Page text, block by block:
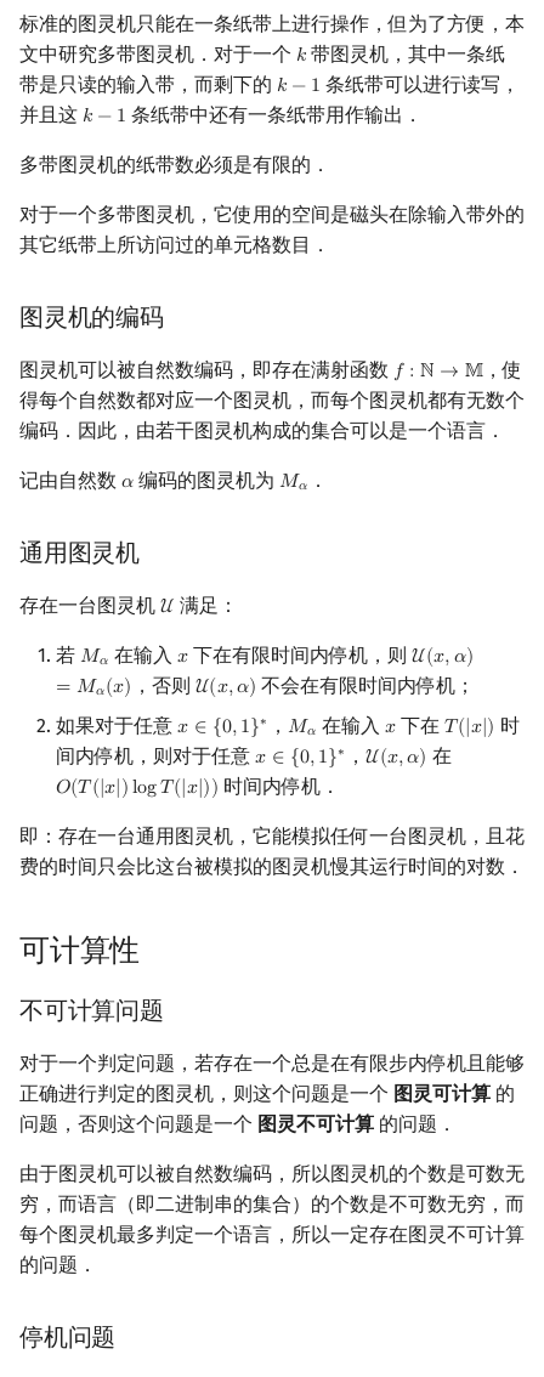
标准的图灵机只能在一条纸带上进行操作，但为了方便，本
文中研究多带图灵机．对于一个 𝑘
k 带图灵机，其中一条纸
带是只读的输入带，而剩下的 𝑘 − 1
k−1
条纸带可以进行读写，
并且这 𝑘 − 1
k−1 条纸带中还有一条纸带用作输出．
多带图灵机的纸带数必须是有限的．
对于一个多带图灵机，它使用的空间是磁头在除输入带外的
其它纸带上所访问过的单元格数目．
图灵机的编码
图灵机可以被自然数编码，即存在满射函数 𝑓 : ℕ → 𝕄
f: N → M
，使
得每个自然数都对应一个图灵机，而每个图灵机都有无数个
编码．因此，由若干图灵机构成的集合可以是一个语言．
记由自然数 𝛼
α 编码的图灵机为𝑀𝛼
Mα ．
通用图灵机
存在一台图灵机 U
U 满足：
若 𝑀𝛼
Mα 在输入𝑥
x 下在有限时间内停机，则U(𝑥,𝛼)
= 𝑀𝛼(𝑥)
U(x,α)=
，否则 U(𝑥,𝛼)
U(x,α)
不会在有限时间内停机；
如果对于任意 𝑥 ∈ {0,1}∗
x∈{ 0,1} ∗ ， 𝑀𝛼
Mα 在输入 𝑥
x下在 𝑇 (|𝑥|)
T(| x| ) 时
间内停机，则对于任意 𝑥 ∈ {0,1}∗
x∈{ 0,1} ∗ ， U(𝑥,𝛼)
U(x,α) 在
𝑂(𝑇 (|𝑥|)log𝑇 (|𝑥|))
O(T(|x| logT(|x |)) 时间内停机．
即：存在一台通用图灵机，它能模拟任何一台图灵机，且花
费的时间只会比这台被模拟的图灵机慢其运行时间的对数．
可计算性
不可计算问题
对于一个判定问题，若存在一个总是在有限步内停机且能够
正确进行判定的图灵机，则这个问题是一个 图灵可计算 的
问题，否则这个问题是一个 图灵不可计算 的问题．
由于图灵机可以被自然数编码，所以图灵机的个数是可数无
穷，而语言（即二进制串的集合）的个数是不可数无穷，而
每个图灵机最多判定一个语言，所以一定存在图灵不可计算
的问题．
停机问题